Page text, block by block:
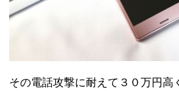
その電話攻撃に耐えて３０万円高